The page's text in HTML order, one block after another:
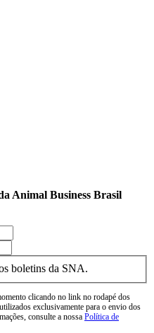
Animal Business Brasil
boletins da SNA.
clicando no link no rodapé dos
exclusivamente para o envio dos
consulte a nossa Política de